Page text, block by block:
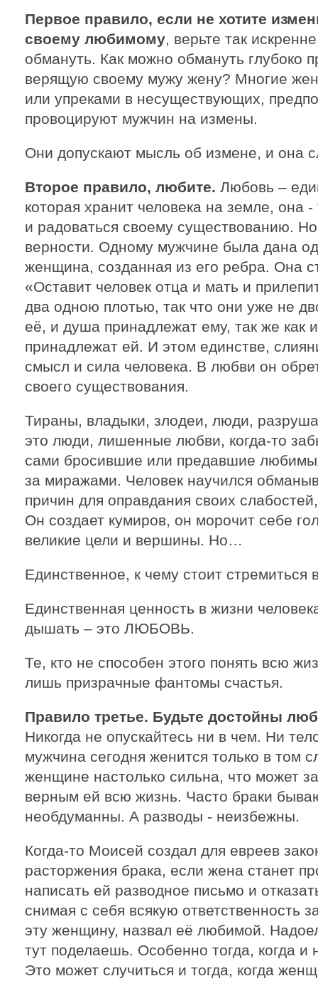
Первое правило, если не хотите
своему любимому, верьте так
обмануть. Как можно обмануть глубоко
верящую своему мужу жену? Многие
или упреками в несуществующих,
провоцируют мужчин на измены.
Они допускают мысль об измене, и она
Второе правило, любите. Любовь –
которая хранит человека на земле, она
и радоваться своему существованию.
верности. Одному мужчине была дана
женщина, созданная из его ребра. Она
«Оставит человек отца и мать и
два одною плотью, так что они уже не
её, и душа принадлежат ему, так же как
принадлежат ей. И этом единстве,
смысл и сила человека. В любви он
своего существования.
Тираны, владыки, злодеи, люди,
это люди, лишенные любви, когда-то
сами бросившие или предавшие
за миражами. Человек научился
причин для оправдания своих
Он создает кумиров, он морочит себе
великие цели и вершины. Но…
Единственное, к чему стоит
Единственная ценность в жизни
дышать – это ЛЮБОВЬ.
Те, кто не способен этого понять всю
лишь призрачные фантомы счастья.
Правило третье. Будьте достойны
Никогда не опускайтесь ни в чем. Ни
мужчина сегодня женится только в том
женщине настолько сильна, что может
верным ей всю жизнь. Часто браки
необдуманны. А разводы - неизбежны.
Когда-то Моисей создал для евреев
расторжения брака, если жена станет
написать ей разводное письмо и
снимая с себя всякую ответственность
эту женщину, назвал её любимой.
тут поделаешь. Особенно тогда, когда
Это может случиться и тогда, когда